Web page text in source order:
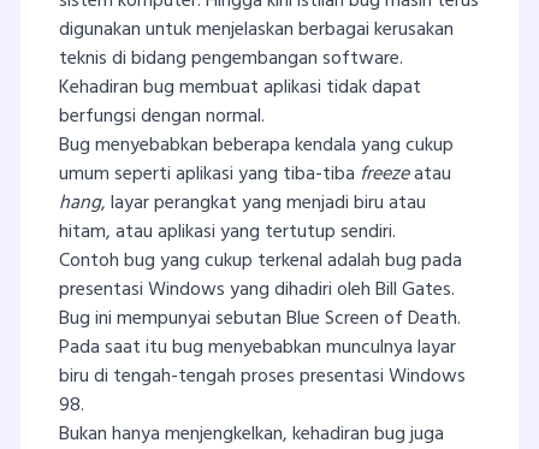
digunakan untuk menjelaskan berbagai kerusakan
teknis di bidang pengembangan software.
Kehadiran bug membuat aplikasi tidak dapat
berfungsi dengan normal.
Bug menyebabkan beberapa kendala yang cukup
umum seperti aplikasi yang tiba-tiba freezeatau
hang, layar perangkat yang menjadi biru atau
hitam, atau aplikasi yang tertutup sendiri.
Contoh bug yang cukup terkenal adalah bug pada
presentasi Windows yang dihadiri oleh Bill Gates.
Bug ini mempunyai sebutan Blue Screen of Death.
Pada saat itu bug menyebabkan munculnya layar
biru di tengah-tengah proses presentasi Windows
98.
Bukan hanya menjengkelkan, kehadiran bug juga